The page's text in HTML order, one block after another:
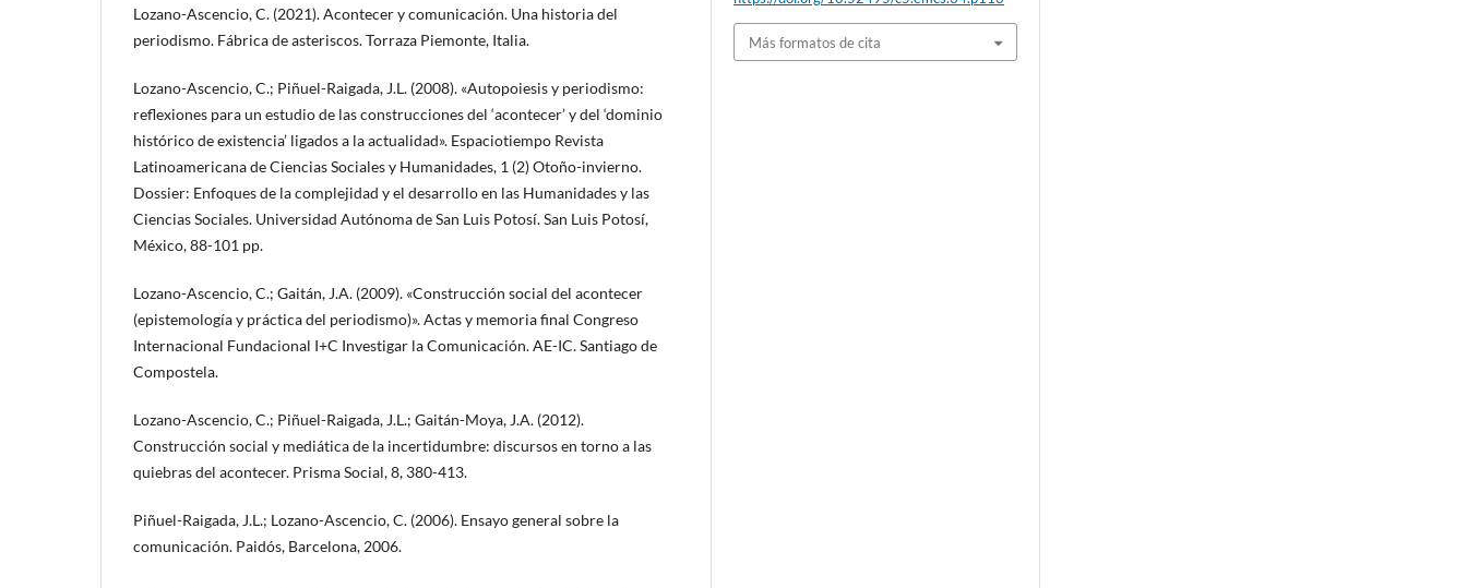
Lozano-Ascencio, C. (2021). Acontecer y comunicación. Una historia del
periodismo. Fábrica de asteriscos. Torraza Piemonte, Italia.
Lozano-Ascencio, C.; Piñuel-Raigada, J.L. (2008). «Autopoiesis y periodismo:
reflexiones para un estudio de las construcciones del ‘acontecer’ y del ‘dominio
histórico de existencia’ ligados a la actualidad». Espaciotiempo Revista
Latinoamericana de Ciencias Sociales y Humanidades, 1 (2) Otoño-invierno.
Dossier: Enfoques de la complejidad y el desarrollo en las Humanidades y las
Ciencias Sociales. Universidad Autónoma de San Luis Potosí. San Luis Potosí,
México, 88-101 pp.
Lozano-Ascencio, C.; Gaitán, J.A. (2009). «Construcción social del acontecer
(epistemología y práctica del periodismo)». Actas y memoria final Congreso
Internacional Fundacional I+C Investigar la Comunicación. AE-IC. Santiago de
Compostela.
Lozano-Ascencio, C.; Piñuel-Raigada, J.L.; Gaitán-Moya, J.A. (2012).
Construcción social y mediática de la incertidumbre: discursos en torno a las
quiebras del acontecer. Prisma Social, 8, 380-413.
Piñuel-Raigada, J.L.; Lozano-Ascencio, C. (2006). Ensayo general sobre la
comunicación. Paidós, Barcelona, 2006.
Más formatos de cita